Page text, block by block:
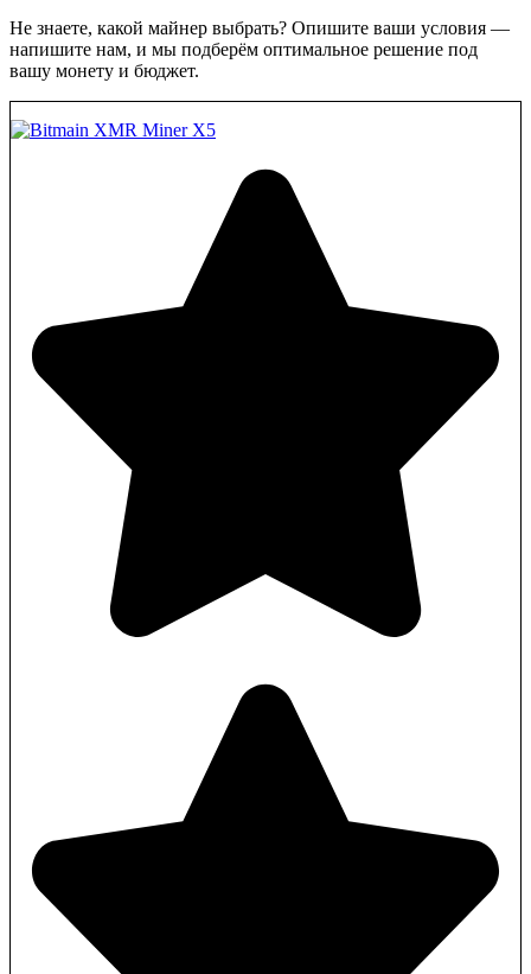
Не знаете, какой майнер выбрать? Опишите ваши условия —
напишите нам, и мы подберём оптимальное решение под
вашу монету и бюджет.